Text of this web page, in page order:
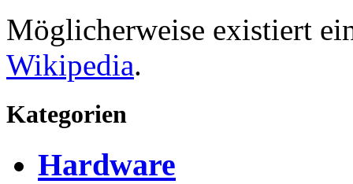
Möglicherweise existiert
Wikipedia.
Kategorien
Hardware